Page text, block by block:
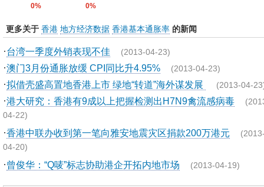
0% 0%
更多关于 香港 地方经济数据 香港基本通胀率 的新闻
·台湾一季度外销表现不佳 (2013-04-23)
·澳门3月份通胀放缓 CPI同比升4.95% (2013-04-23)
·拟借壳盛高置地香港上市 绿地“转道”海外谋发展 (2013-04-
·港大研究：香港有9成以上把握检测出H7N9禽流感病毒
04-22)
·香港中联办收到第一笔向雅安地震灾区捐款200万港元
04-20)
·曾俊华：“Q唛”标志协助港企开拓内地市场 (2013-04-19)